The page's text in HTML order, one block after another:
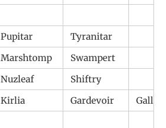
Pupitar
Tyranitar
Marshtomp
Swampert
Nuzleaf
Shiftry
Kirlia Gardevoir